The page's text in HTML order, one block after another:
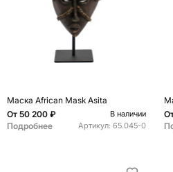
Маска African Mask Asita
От 50 200 ₽ В наличии
Подробнее Артикул: 65.045-0